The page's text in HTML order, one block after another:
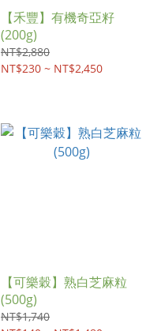
【禾豐】有機奇亞籽
(200g)
NT$2,880
NT$230 ~ NT$2,450
【可樂穀】熟白芝麻粒
(500g)
NT$1,740